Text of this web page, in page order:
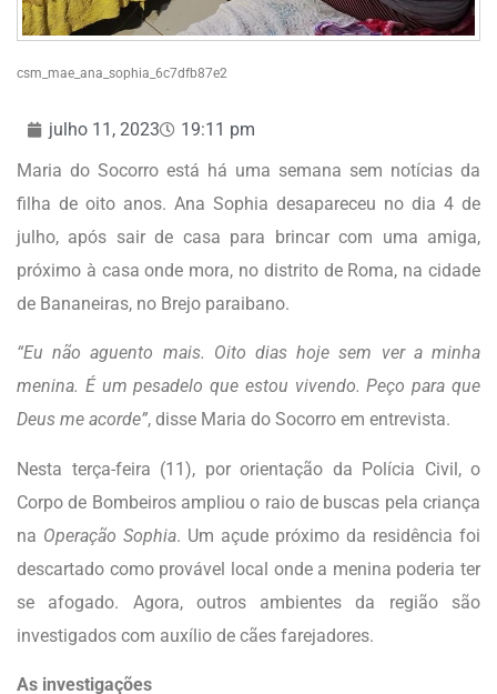
csm_mae_ana_sophia_6c7dfb87e2
julho 11, 2023
19:11 pm
Maria do Socorro está há uma semana sem notícias da
filha de oito anos. Ana Sophia desapareceu no dia 4 de
julho, após sair de casa para brincar com uma amiga,
próximo à casa onde mora, no distrito de Roma, na cidade
de Bananeiras, no Brejo paraibano.
“Eu não aguento mais. Oito dias hoje sem ver a minha
menina. É um pesadelo que estou vivendo. Peço para que
Deus me acorde”, disse Maria do Socorro em entrevista.
Nesta terça-feira (11), por orientação da Polícia Civil, o
Corpo de Bombeiros ampliou o raio de buscas pela criança
na Operação Sophia. Um açude próximo da residência foi
descartado como provável local onde a menina poderia ter
se afogado. Agora, outros ambientes da região são
investigados com auxílio de cães farejadores.
As investigações